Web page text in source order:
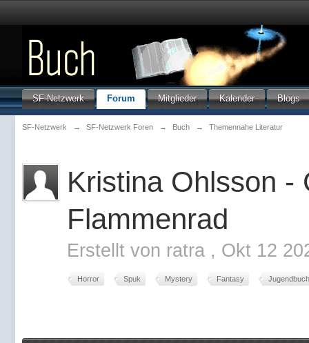
SF-Netzwerk Forum Mitglieder Kalender Blogs
SF-Netzwerk → SF-Netzwerk Foren → Buch → Themennahe Literatur
Kristina Ohlsson -
Flammenrad
Erstellt von ratra , Okt 12
Horror Spuk Mystery Fantasy Jugendbuch